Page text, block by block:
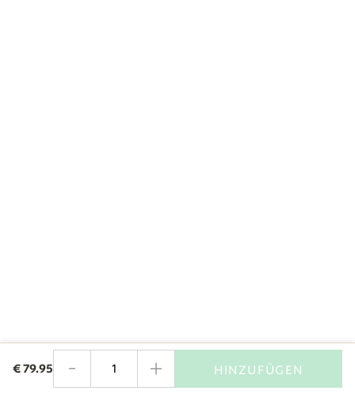
€79.95 - + HINZUFÜGEN